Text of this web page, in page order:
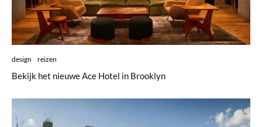
design reizen
Bekijk het nieuwe Ace Hotel in Brooklyn